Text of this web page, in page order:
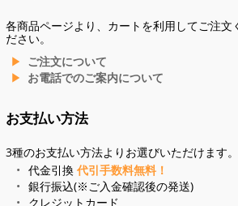
各商品ページより、カートを利用してご注文
ださい。
ご注文について
お電話でのご案内について
お支払い方法
3種のお支払い方法よりお選びいただけます。
代金引換 代引手数料無料！
銀行振込(※ご入金確認後の発送)
クレジットカード